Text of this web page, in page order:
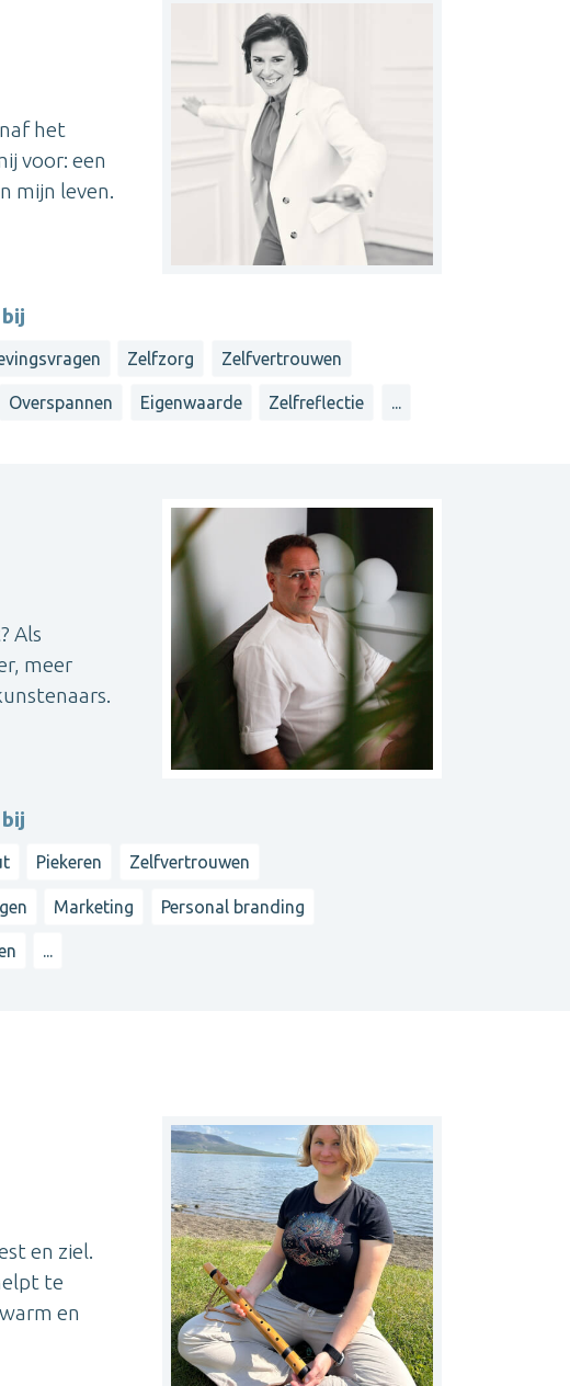
het
voor: een
mijn leven.
Zelfzorg Zelfvertrouwen
Overspannen Eigenwaarde Zelfreflectie ...
Als
meer
Piekeren Zelfvertrouwen
Marketing Personal branding
...
en ziel.
te
en